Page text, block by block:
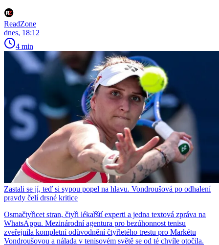
ReadZone
dnes, 18:12
4 min
Zastali se jí, teď si sypou popel na hlavu. Vondroušová po odhalení
pravdy čelí drsné kritice
Osmačtyřicet stran, čtyři lékařští experti a jedna textová zpráva na
WhatsAppu. Mezinárodní agentura pro bezúhonnost tenisu
zveřejnila kompletní odůvodnění čtyřletého trestu pro Markétu
Vondroušovou a nálada v tenisovém světě se od té chvíle otočila.